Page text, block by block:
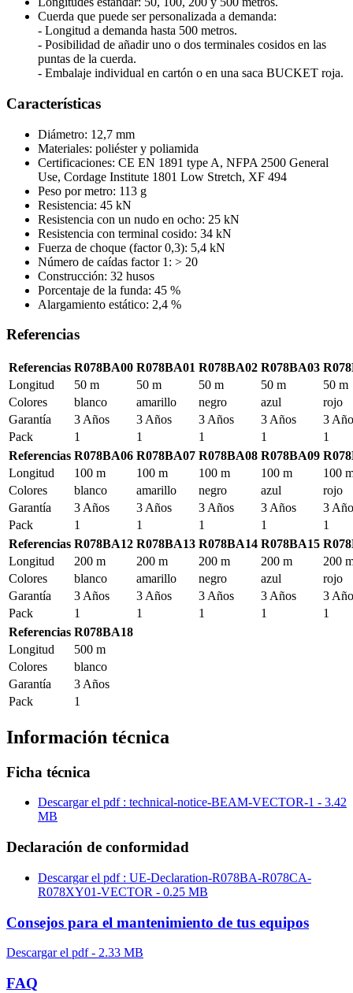
Cuerda que puede ser personalizada a demanda:
- Longitud a demanda hasta 500 metros.
- Posibilidad de añadir uno o dos terminales cosidos en las
puntas de la cuerda.
- Embalaje individual en cartón o en una saca BUCKET roja.
Características
Diámetro: 12,7 mm
Materiales: poliéster y poliamida
Certificaciones: CE EN 1891 type A, NFPA 2500 General
Use, Cordage Institute 1801 Low Stretch, XF 494
Peso por metro: 113 g
Resistencia: 45 kN
Resistencia con un nudo en ocho: 25 kN
Resistencia con terminal cosido: 34 kN
Fuerza de choque (factor 0,3): 5,4 kN
Número de caídas factor 1: > 20
Construcción: 32 husos
Porcentaje de la funda: 45 %
Alargamiento estático: 2,4 %
Referencias
Referencias R078BA00 R078BA01 R078BA02 R078BA03
Longitud
50 m 50 m 50 m 50 m
50 m
Colores
blanco amarillo negro azul
rojo
Garantía
3 Años 3 Años 3 Años 3 Años
3
Pack
1 1 1 1
1
Referencias R078BA06 R078BA07 R078BA08 R078BA09
Longitud
100 m 100 m 100 m 100 m
100
Colores
blanco amarillo negro azul
rojo
Garantía
3 Años 3 Años 3 Años 3 Años
3
Pack
1 1 1 1
1
Referencias R078BA12 R078BA13 R078BA14 R078BA15
Longitud
200 m 200 m 200 m 200 m
200
Colores
blanco amarillo negro azul
rojo
Garantía
3 Años 3 Años 3 Años 3 Años
3
Pack
1 1 1 1
1
Referencias R078BA18
Longitud
500 m
Colores
blanco
Garantía
3 Años
Pack
1
Información técnica
Ficha técnica
Descargar el pdf : technical-notice-BEAM-VECTOR-1 - 3.42
MB
Declaración de conformidad
Descargar el pdf : UE-Declaration-R078BA-R078CA-
R078XY01-VECTOR - 0.25 MB
Consejos para el mantenimiento de tus equipos
Descargar el pdf - 2.33 MB
FAQ